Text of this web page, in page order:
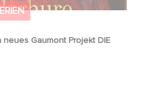
neues Gaumont Projekt DIE